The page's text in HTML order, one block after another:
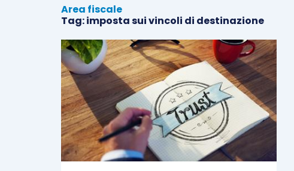
Area fiscale
Tag: imposta sui vincoli di destinazione